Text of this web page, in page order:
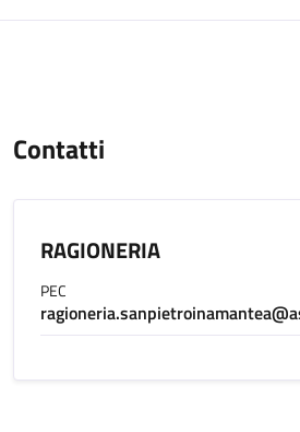
Contatti
RAGIONERIA
PEC